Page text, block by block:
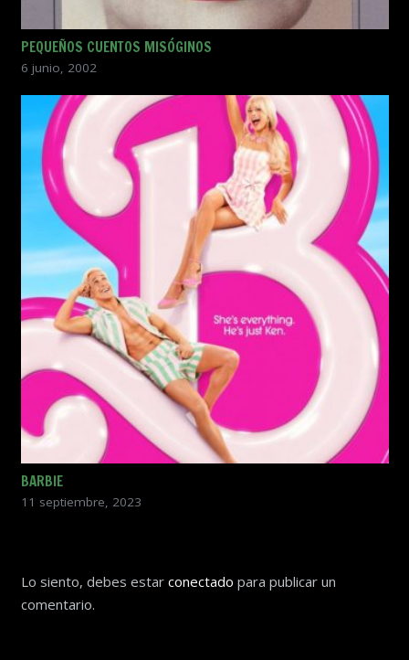
PEQUEÑOS CUENTOS MISÓGINOS
6 junio, 2002
BARBIE
11 septiembre, 2023
Lo siento, debes estar conectado para publicar un
comentario.